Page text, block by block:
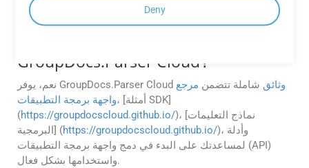
GroupDocs.Parser Cloud؟
نعم، يوفر GroupDocs.Parser Cloud وثائق شاملة تتضمن مرجع
واجهة برمجة التطبيقات، [أمثلة SDK]
(https://groupdocscloud.github.io/)، [نماذج التعليمات
البرمجية] (https://groupdocscloud.github.io/)، وأدلة
لمساعدتك على البدء في دمج واجهة برمجة التطبيقات (API)
واستخدامها بشكل فعال.
Deny